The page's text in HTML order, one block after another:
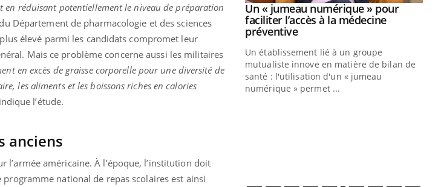
réduisant potentiellement le niveau de préparation
Département de pharmacologie et des sciences
élevé parmi les candidats compromet leur
Mais ce problème concerne aussi les militaires
en excès de graisse corporelle pour une diversité de
les aliments et les boissons riches en calories
l’étude.
anciens
américaine. À l’époque, l’institution doit
national de repas scolaires est ainsi
: se
nouveau
piscine,
mains
Youtube
Diabète & Ramadan 2026Youtube
Le Ramadan approche, et, pour de
nombreuses personnes atteintes de
diabète, c'est une période de questions, de
défis, mais ...
Youtube
Un « jumeau numérique » pour
faciliter l’accès à la médecine
préventiveYoutube
Un établissement lié à un groupe
mutualiste innove en matière de bilan de
santé : l'utilisation d'un « jumeau
numérique » permet ...